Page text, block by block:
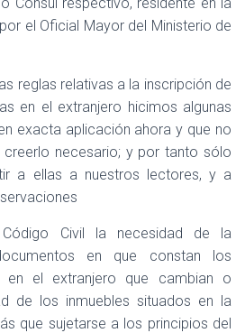
el Oficial Mayor del Ministerio de
reglas relativas a la inscripción de
en el extranjero hicimos algunas
exacta aplicación ahora y que no
necesario; y por tanto sólo
a ellas a nuestros lectores, y a
Civil la necesidad de la
en que constan los
en el extranjero que cambian o
de los inmuebles situados en la
que sujetarse a los principios del